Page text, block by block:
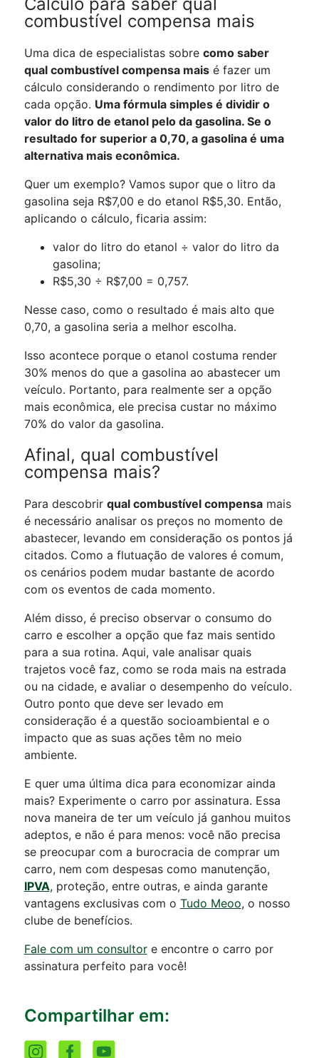
combustível compensa mais
Uma dica de especialistas sobre como saber
qual combustível compensa maisé fazer um
cálculo considerando o rendimento por litro de
cada opção. Uma fórmula simples é dividir o
valor do litro de etanol pelo da gasolina. Se o
resultado for superior a 0,70, a gasolina é uma
alternativa mais econômica.
Quer um exemplo? Vamos supor que o litro da
gasolina seja R$7,00 e do etanol R$5,30. Então,
aplicando o cálculo, ficaria assim:
valor do litro do etanol ÷ valor do litro da
gasolina;
R$5,30 ÷ R$7,00 = 0,757.
Nesse caso, como o resultado é mais alto que
0,70, a gasolina seria a melhor escolha.
Isso acontece porque o etanol costuma render
30% menos do que a gasolina ao abastecer um
veículo. Portanto, para realmente ser a opção
mais econômica, ele precisa custar no máximo
70% do valor da gasolina.
Afinal, qual combustível
compensa mais?
Para descobrir qual combustível compensamais
é necessário analisar os preços no momento de
abastecer, levando em consideração os pontos já
citados. Como a flutuação de valores é comum,
os cenários podem mudar bastante de acordo
com os eventos de cada momento.
Além disso, é preciso observar o consumo do
carro e escolher a opção que faz mais sentido
para a sua rotina. Aqui, vale analisar quais
trajetos você faz, como se roda mais na estrada
ou na cidade, e avaliar o desempenho do veículo.
Outro ponto que deve ser levado em
consideração é a questão socioambiental e o
impacto que as suas ações têm no meio
ambiente.
E quer uma última dica para economizar ainda
mais? Experimente o carro por assinatura. Essa
nova maneira de ter um veículo já ganhou muitos
adeptos, e não é para menos: você não precisa
se preocupar com a burocracia de comprar um
carro, nem com despesas como manutenção,
IPVA, proteção, entre outras, e ainda garante
vantagens exclusivas com o Tudo Meoo, o nosso
clube de benefícios.
Fale com um consultore encontre o carro por
assinatura perfeito para você!
Compartilhar em: